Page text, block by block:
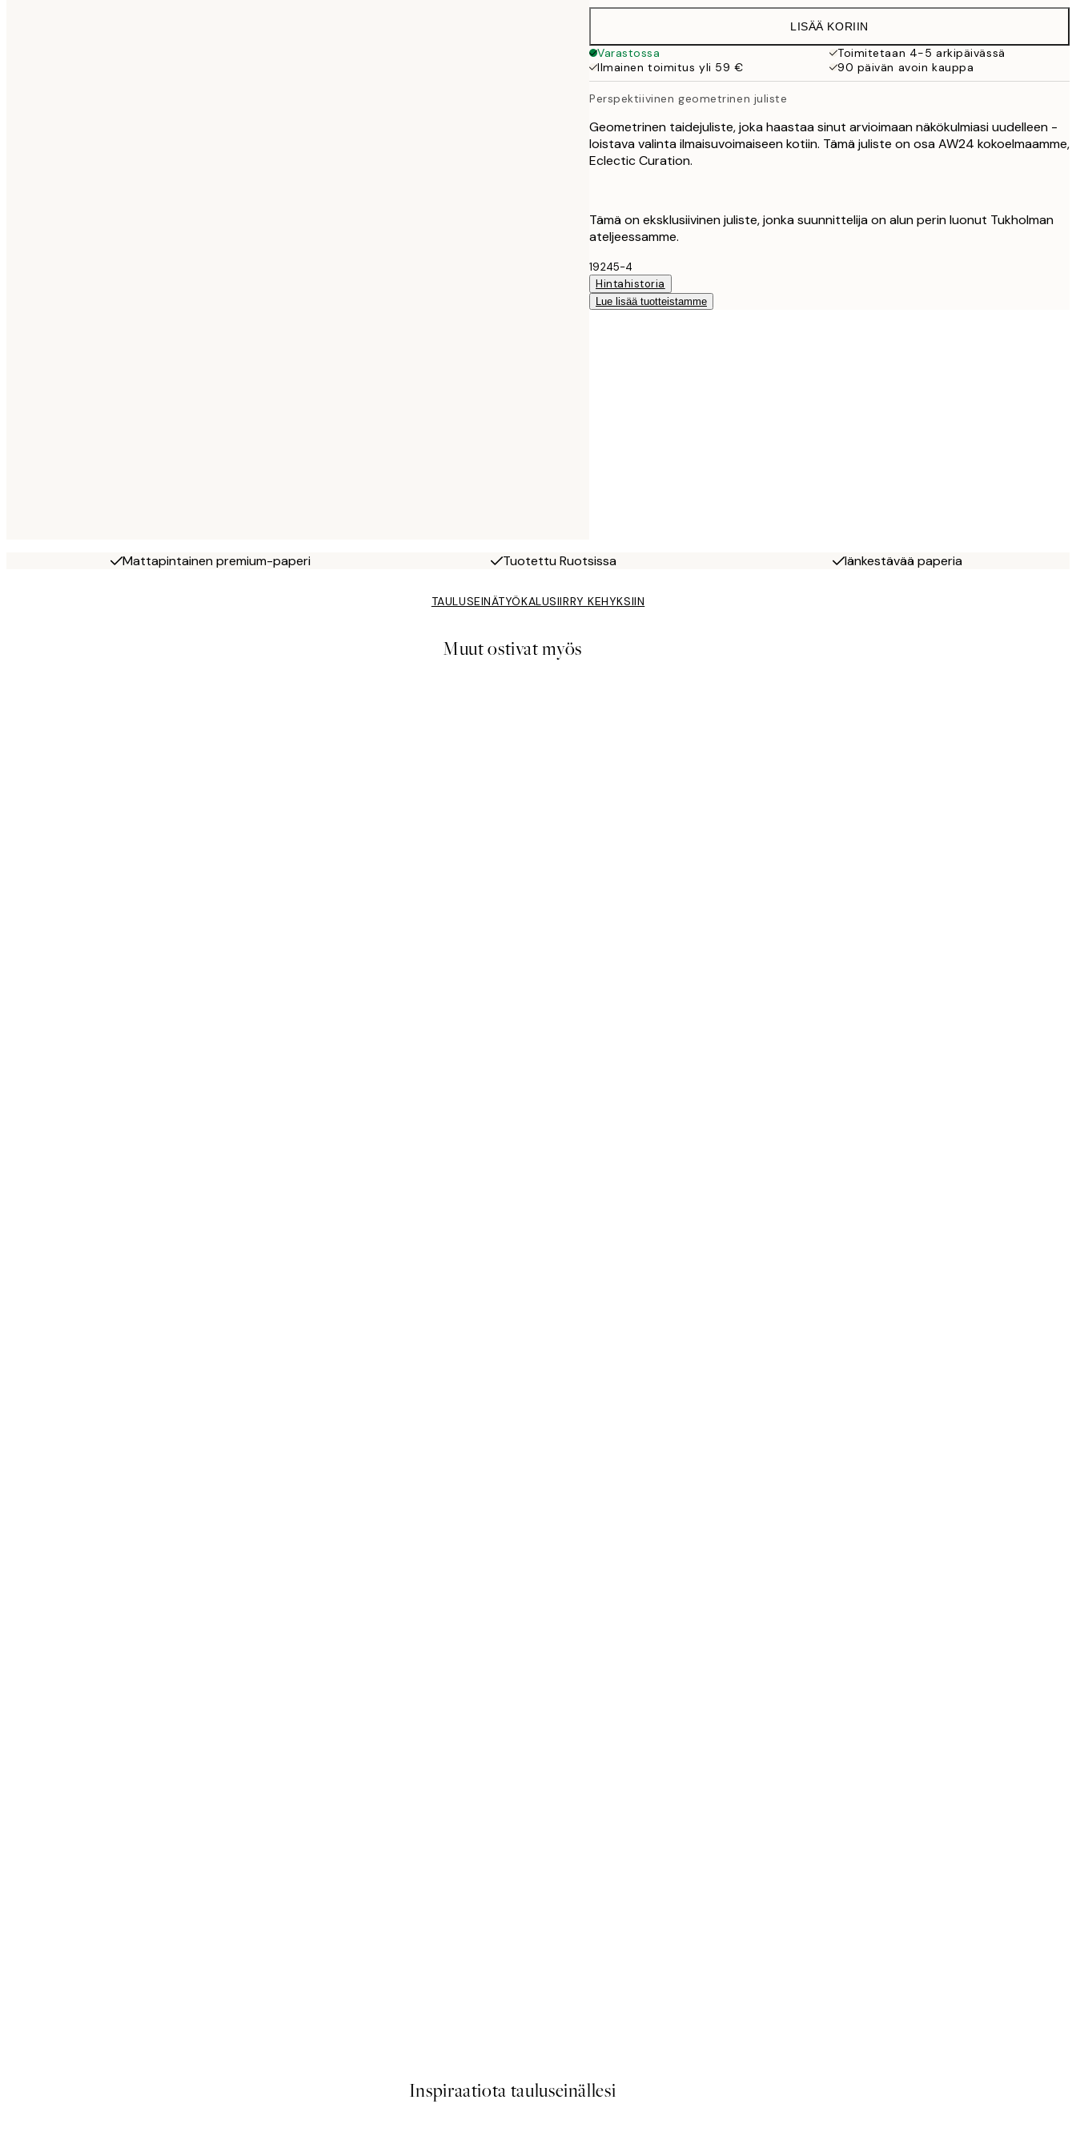
19,95 €
27,45 €
50x70 cm
32,45 €
LISÄÄ KORIIN
Varastossa
Toimitetaan 4-5 arkipäivässä
Ilmainen toimitus yli 59 €
90 päivän avoin kauppa
Perspektiivinen geometrinen juliste
Geometrinen taidejuliste, joka haastaa sinut arvioimaan näkökulmiasi uudelleen -
loistava valinta ilmaisuvoimaiseen kotiin. Tämä juliste on osa AW24 kokoelmaamme,
Eclectic Curation.
Tämä on eksklusiivinen juliste, jonka suunnittelija on alun perin luonut Tukholman
ateljeessamme.
19245-4
Hintahistoria
Lue lisää tuotteistamme
Mattapintainen premium-paperi Tuotettu Ruotsissa Iänkestävää paperia
TAULUSEINÄTYÖKALUSIIRRY KEHYKSIIN
Muut ostivat myös
Inspiraatiota tauluseinällesi